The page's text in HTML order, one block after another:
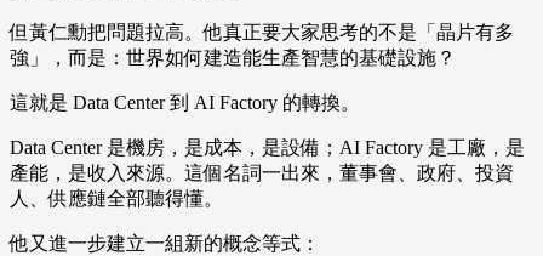
但黃仁勳把問題拉高。他真正要大家思考的不是「晶片有多
強」，而是：世界如何建造能生產智慧的基礎設施？
這就是 Data Center 到 AI Factory 的轉換。
Data Center 是機房，是成本，是設備；AI Factory 是工廠，是
產能，是收入來源。這個名詞一出來，董事會、政府、投資
人、供應鏈全部聽得懂。
他又進一步建立一組新的概念等式：